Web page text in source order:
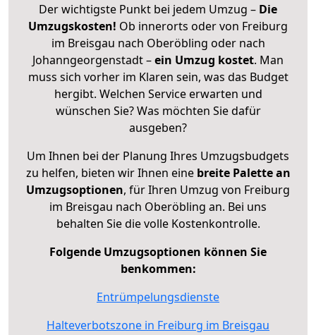
Der wichtigste Punkt bei jedem Umzug – Die
Umzugskosten! Ob innerorts oder von Freiburg
im Breisgau nach Oberöbling oder nach
Johanngeorgenstadt –ein Umzug kostet. Man
muss sich vorher im Klaren sein, was das Budget
hergibt. Welchen Service erwarten und
wünschen Sie? Was möchten Sie dafür
ausgeben?
Um Ihnen bei der Planung Ihres Umzugsbudgets
zu helfen, bieten wir Ihnen eine breite Palette an
Umzugsoptionen, für Ihren Umzug von Freiburg
im Breisgau nach Oberöbling an. Bei uns
behalten Sie die volle Kostenkontrolle.
Folgende Umzugsoptionen können Sie
benkommen:
Entrümpelungsdienste
Halteverbotszone in Freiburg im Breisgau